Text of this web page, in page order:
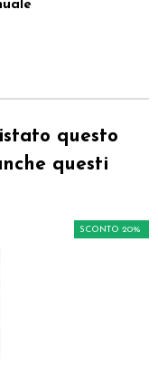
questo
questi
SCONTO 20%